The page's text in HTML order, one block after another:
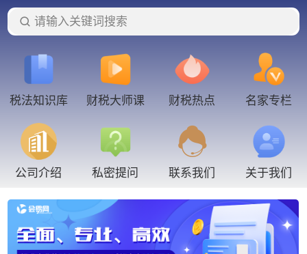
请输入关键词搜索
税法知识库 财税大师课 财税热点 名家专栏
公司介绍 私密提问 联系我们 关于我们